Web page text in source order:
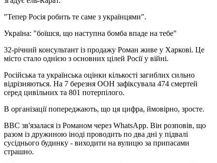
"Тепер Росія робить те саме з українцями".
Україна: "боїшся, що наступна бомба впаде на тебе"
32-річний консультант із продажу Роман живе у Харкові. Це
місто стало однією з основних цілей Росії у війні.
Російська та українська оцінки кількості загиблих сильно
відрізняються. На 7 березня ООН зафіксувала 474 смертей
серед цивільних та 801 потерпілого.
В організації попереджають, що ця цифра, ймовірно, зросте.
ВВС зв'язалася із Романом через WhatsApp. Він розповів, що
разом із дружиною іноді проводить по два дні у підвалі
сусіднього будинку - виходити на вулицю за припасами
страшно.